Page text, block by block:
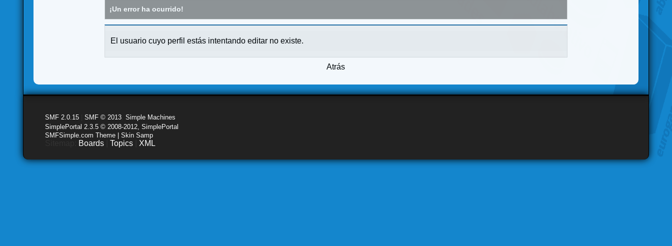
¡Un error ha ocurrido!
El usuario cuyo perfil estás intentando editar no existe.
Atrás
SMF 2.0.15 |SMF © 2013 ,Simple Machines
SimplePortal 2.3.5 © 2008-2012, SimplePortal
SMFSimple.com Theme | Skin Samp
Boards |Topics XML